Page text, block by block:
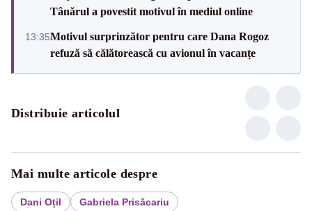
Tânărul a povestit motivul în mediul online
13:35Motivul surprinzător pentru care Dana Rogoz
refuză să călătorească cu avionul în vacanțe
Distribuie articolul
Mai multe articole despre
Dani Oțil Gabriela Prisăcariu